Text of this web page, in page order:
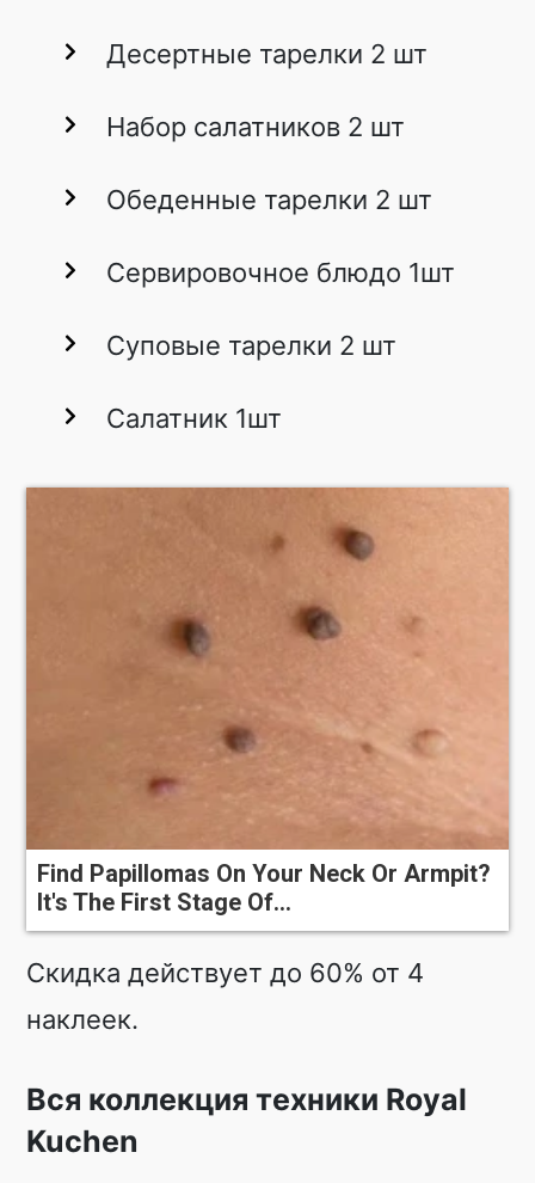
Десертные тарелки 2 шт
Набор салатников 2 шт
Обеденные тарелки 2 шт
Сервировочное блюдо 1шт
Суповые тарелки 2 шт
Салатник 1шт
Find Papillomas On Your Neck Or Armpit?
It's The First Stage Of...
Скидка действует до 60% от 4
наклеек.
Вся коллекция техники Royal
Kuchen